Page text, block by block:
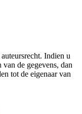
Indien u
de gegevens, dan
tot de eigenaar van